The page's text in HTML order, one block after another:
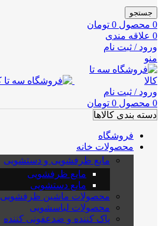
جستجو
0 محصول 0 تومان
0 علاقه مندی
ورود / ثبت نام
منو
ورود / ثبت نام
0 محصول 0 تومان
دسته بندی کالاها
فروشگاه
محصولات خانه
مایع ظرفشویی و دستشویی
مایع ظرفشویی
مایع دستشویی
محصولات ماشین ظرفشویی
محصولات لباسشویی
پاک کننده و ضدعفونی کننده